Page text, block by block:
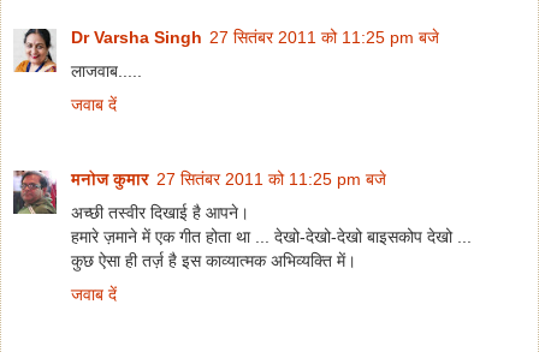
Dr Varsha Singh 27 सितंबर 2011 को 11:25 pm बजे
लाजवाब.....
जवाब दें
मनोज कुमार 27 सितंबर 2011 को 11:25 pm बजे
अच्छी तस्वीर दिखाई है आपने।
हमारे ज़माने में एक गीत होता था ... देखो-देखो-देखो बाइसकोप देखो ...
कुछ ऐसा ही तर्ज़ है इस काव्यात्मक अभिव्यक्ति में।
जवाब दें